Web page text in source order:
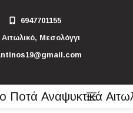
6947701155
Μεσολόγγι